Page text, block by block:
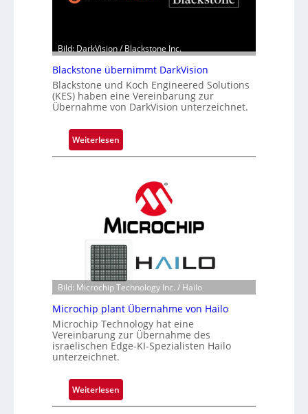
Bild: DarkVision / Blackstone Inc.
Blackstone übernimmt DarkVision
Blackstone und Koch Engineered Solutions
(KES) haben eine Vereinbarung zur
Übernahme von DarkVision unterzeichnet.
Weiterlesen:
B
s
o
n
e
ü
b
e
r
n
m
m
Bild: Microchip Technology Inc. / Hailo
Microchip plant Übernahme von Hailo
Microchip Technology hat eine
Vereinbarung zur Übernahme des
israelischen Edge-KI-Spezialisten Hailo
unterzeichnet.
Weiterlesen:
M